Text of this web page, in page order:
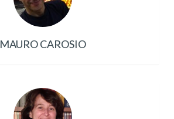
MAURO CAROSIO